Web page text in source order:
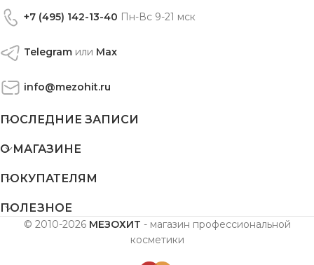
+7 (495) 142-13-40 Пн-Вс 9-21 мск
Telegram или Max
info@mezohit.ru
ПОСЛЕДНИЕ ЗАПИСИ
О МАГАЗИНЕ
ПОКУПАТЕЛЯМ
ПОЛЕЗНОЕ
© 2010-2026 МЕЗОХИТ - магазин профессиональной
косметики